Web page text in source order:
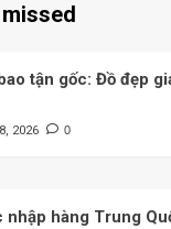
tận gốc: Đồ đẹp
2026 0
hàng Trung